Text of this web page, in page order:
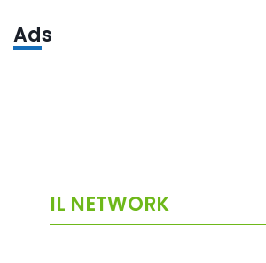
Ads
IL NETWORK